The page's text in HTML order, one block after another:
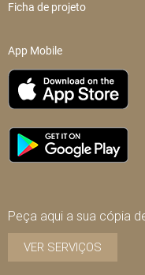
Ficha de projeto
App Mobile
Peça aqui a sua cópia
VER SERVIÇOS